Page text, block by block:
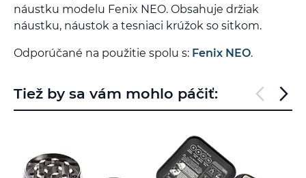
náustku modelu Fenix NEO. Obsahuje držiak
náustku, náustok a tesniaci krúžok so sitkom.
Odporúčané na použitie spolu s: Fenix NEO.
Tiež by sa vám mohlo páčiť: